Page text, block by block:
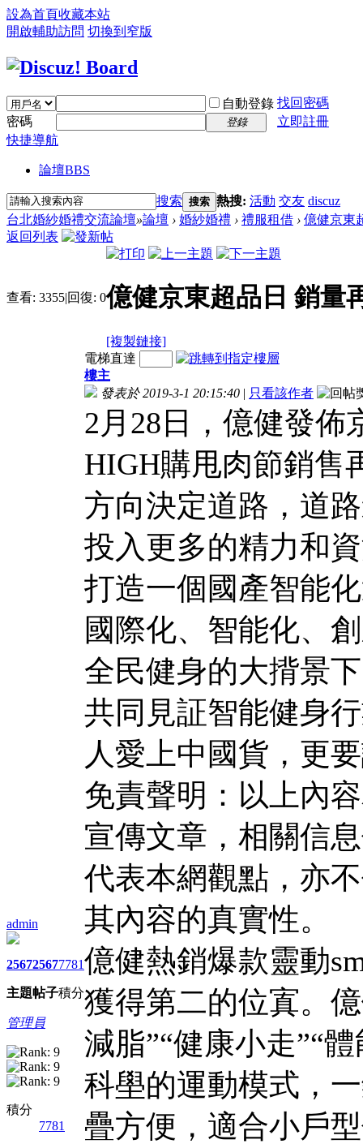
設為首頁收藏本站
開啟輔助訪問 切換到窄版
自動登錄 找回密碼
密碼
登錄
立即註冊
快捷導航
論壇BBS
搜索 搜索 熱搜: 活動 交友 discuz
台北婚紗婚禮交流論壇»論壇 › 婚紗婚禮 › 禮服租借 › 億健京東
返回列表
查看: 3355|回復: 0億健京東超品日 銷量
[複製鏈接]
admin
2567
主題
2567
帖子
7781
積分
管理員
積分
7781
電梯直達
樓主
發表於 2019-3-1 20:15:40 | 只看該作者
2月28日，億健發佈
HIGH購甩肉節銷售
方向決定道路，道
投入更多的精力和
打造一個國產智能
國際化、智能化、
全民健身的大揹景
共同見証智能健身
人愛上中國貨，更
免責聲明：以上內
宣傳文章，相關信
代表本網觀點，亦
其內容的真實性。
億健熱銷爆款靈動
獲得第二的位寘。
減脂”“健康小走”“
科壆的運動模式，
疊方便，適合小戶